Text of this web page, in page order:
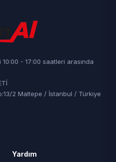
- 17:00 saatleri arasında
2 Maltepe / İstanbul / Türkiye
Yardım